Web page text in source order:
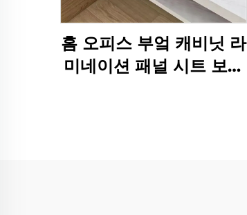
홈 오피스 부엌 캐비닛 라
미네이션 패널 시트 보호